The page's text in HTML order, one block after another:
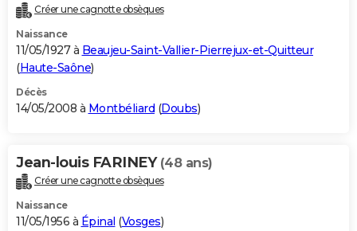
Créer une cagnotte obsèques
Naissance
11/05/1927 à Beaujeu-Saint-Vallier-Pierrejux-et-Quitteur
(Haute-Saône)
Décès
14/05/2008 à Montbéliard (Doubs)
Jean-louis FARINEY (48 ans)
Créer une cagnotte obsèques
Naissance
11/05/1956 à Épinal (Vosges)